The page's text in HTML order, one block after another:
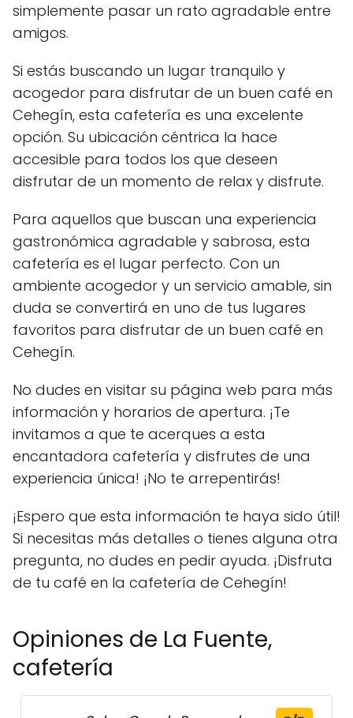
simplemente pasar un rato agradable entre
amigos.
Si estás buscando un lugar tranquilo y
acogedor para disfrutar de un buen café en
Cehegín, esta cafetería es una excelente
opción. Su ubicación céntrica la hace
accesible para todos los que deseen
disfrutar de un momento de relax y disfrute.
Para aquellos que buscan una experiencia
gastronómica agradable y sabrosa, esta
cafetería es el lugar perfecto. Con un
ambiente acogedor y un servicio amable, sin
duda se convertirá en uno de tus lugares
favoritos para disfrutar de un buen café en
Cehegín.
No dudes en visitar su página web para más
información y horarios de apertura. ¡Te
invitamos a que te acerques a esta
encantadora cafetería y disfrutes de una
experiencia única! ¡No te arrepentirás!
¡Espero que esta información te haya sido útil!
Si necesitas más detalles o tienes alguna otra
pregunta, no dudes en pedir ayuda. ¡Disfruta
de tu café en la cafetería de Cehegín!
Opiniones de La Fuente,
cafetería